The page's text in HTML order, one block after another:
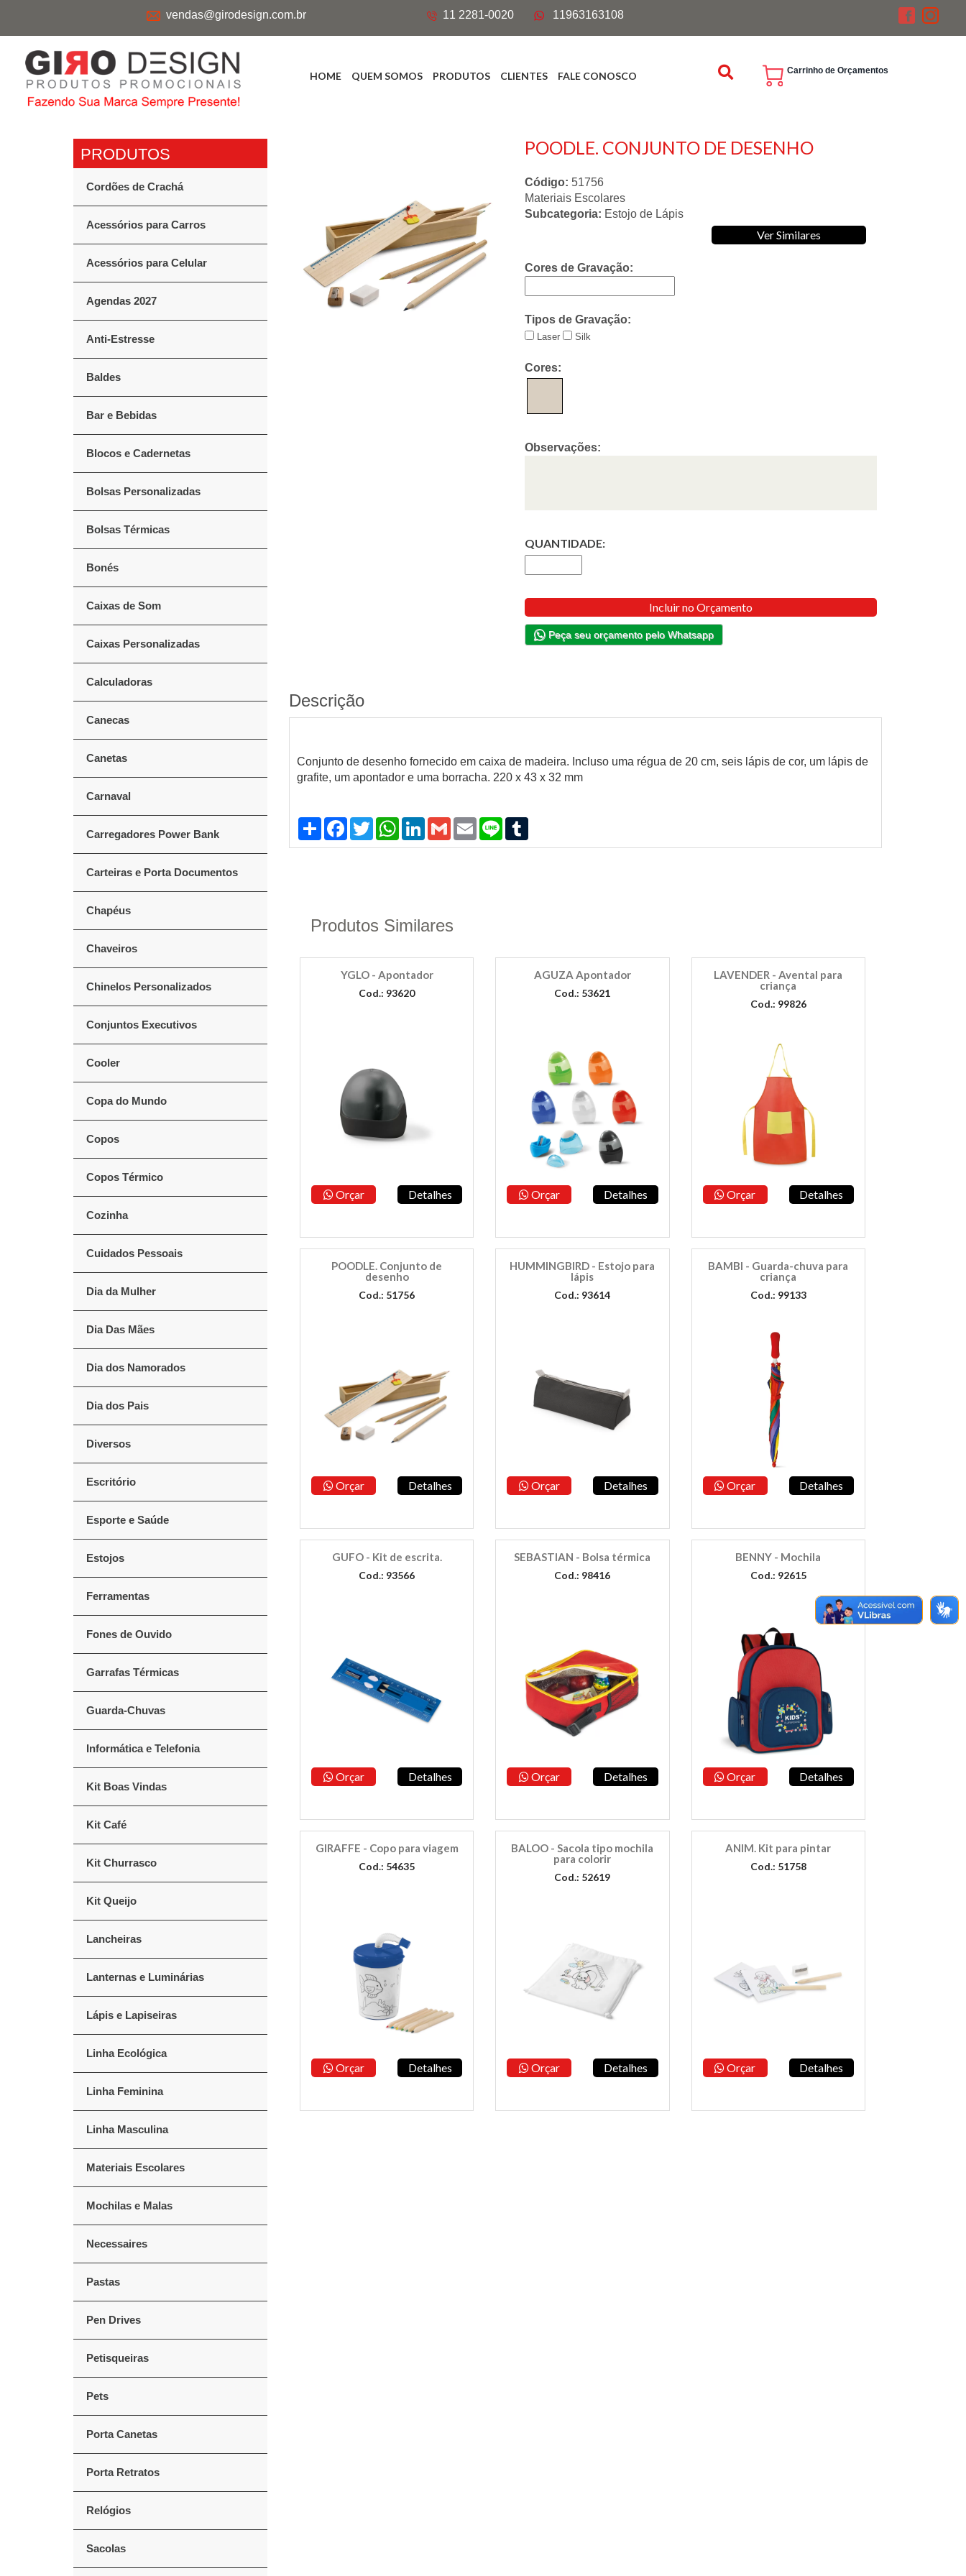
vendas@girodesign.com.br 11 2281-0020 11963163108
HOME QUEM SOMOS PRODUTOS CLIENTES FALE CONOSCO Carrinho de Orçamentos
Cordões de Crachá
Acessórios para Carros
Acessórios para Celular
Agendas 2027
Anti-Estresse
Baldes
Bar e Bebidas
Blocos e Cadernetas
Bolsas Personalizadas
Bolsas Térmicas
Bonés
Caixas de Som
Caixas Personalizadas
Calculadoras
Canecas
Canetas
Carnaval
Carregadores Power Bank
Carteiras e Porta Documentos
Chapéus
Chaveiros
Chinelos Personalizados
Conjuntos Executivos
Cooler
Copa do Mundo
Copos
Copos Térmico
Cozinha
Cuidados Pessoais
Dia da Mulher
Dia Das Mães
Dia dos Namorados
Dia dos Pais
Diversos
Escritório
Esporte e Saúde
Estojos
Ferramentas
Fones de Ouvido
Garrafas Térmicas
Guarda-Chuvas
Informática e Telefonia
Kit Boas Vindas
Kit Café
Kit Churrasco
Kit Queijo
Lancheiras
Lanternas e Luminárias
Lápis e Lapiseiras
Linha Ecológica
Linha Feminina
Linha Masculina
Materiais Escolares
Mochilas e Malas
Necessaires
Pastas
Pen Drives
Petisqueiras
Pets
Porta Canetas
Porta Retratos
Relógios
Sacolas
POODLE. CONJUNTO DE DESENHO
Código: 51756
Materiais Escolares
Subcategoria: Estojo de Lápis
Ver Similares
Cores de Gravação:
Tipos de Gravação:
Laser Silk
Cores:
Observações:
QUANTIDADE:
Incluir no Orçamento
Peça seu orçamento pelo Whatsapp
Descrição
Conjunto de desenho fornecido em caixa de madeira. Incluso uma régua de 20 cm, seis lápis de cor, um lápis de
grafite, um apontador e uma borracha. 220 x 43 x 32 mm
Compartilhar
Facebook
TwitterWhatsApp
LinkedIn
GmailEmailLine
Produtos Similares
YGLO - Apontador
Cod.: 93620
Orçar Detalhes
AGUZA Apontador
Cod.: 53621
Orçar Detalhes
LAVENDER - Avental para
criança
Cod.: 99826
Orçar Detalhes
POODLE. Conjunto de
desenho
Cod.: 51756
Orçar Detalhes
HUMMINGBIRD - Estojo para
lápis
Cod.: 93614
Orçar Detalhes
BAMBI - Guarda-chuva para
criança
Cod.: 99133
Orçar Detalhes
GUFO - Kit de escrita.
Cod.: 93566
Orçar Detalhes
SEBASTIAN - Bolsa térmica
Cod.: 98416
Orçar Detalhes
BENNY - Mochila
Cod.: 92615
Orçar Detalhes
GIRAFFE - Copo para viagem
Cod.: 54635
Orçar Detalhes
BALOO - Sacola tipo mochila
para colorir
Cod.: 52619
Orçar Detalhes
ANIM. Kit para pintar
Cod.: 51758
Orçar Detalhes